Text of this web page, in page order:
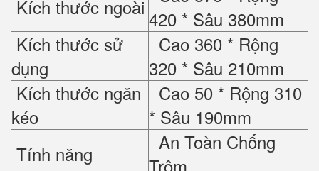
Kích thước ngoài 420 * Sâu 380mm
Kích thước sử
dụng
Cao 360 * Rộng
320 * Sâu 210mm
Kích thước ngăn
kéo
Cao 50 * Rộng 310
* Sâu 190mm
Tính năng
An Toàn Chống
Trộm